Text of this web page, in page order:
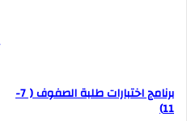
برنامج اختبارات طلبة الصفوف ( 7-
11)